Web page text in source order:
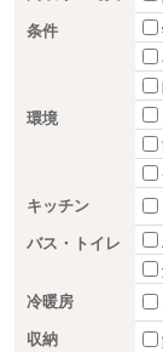
条件
環境
キッチン
バス・トイレ
冷暖房
収納